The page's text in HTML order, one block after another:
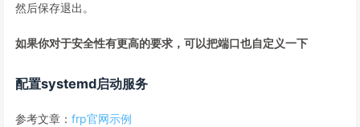
然后保存退出。
如果你对于安全性有更高的要求，可以把端口也自定义一下
配置systemd启动服务
参考文章： frp官网示例